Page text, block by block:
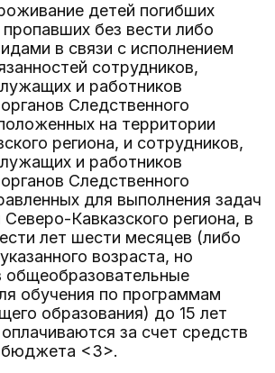
детей погибших
без вести либо
в связи с исполнением
сотрудников,
и работников
Следственного
на территории
региона, и сотрудников,
и работников
Следственного
для выполнения задач
Кавказского региона, в
лет шести месяцев (либо
возраста, но
общеобразовательные
обучения по программам
образования) до 15 лет
за счет средств
бюджета <3>.